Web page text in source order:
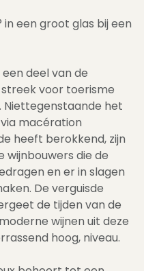
in een groot glas bij een
een deel van de
voor toerisme
Niettegenstaande het
macération
heeft berokkend, zijn
wijnbouwers die de
en er in slagen
De verguisde
de tijden van de
wijnen uit deze
hoog, niveau.